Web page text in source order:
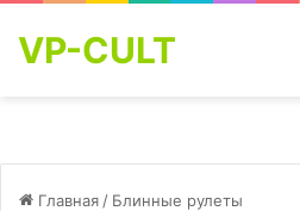
VP-CULT
Главная / Блинные рулеты